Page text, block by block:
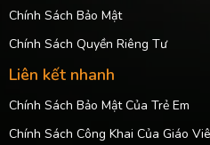
Chính Sách Bảo Mật
Chính Sách Quyền Riêng Tư
Liên kết nhanh
Chính Sách Bảo Mật Của Trẻ Em
Chính Sách Công Khai Của Giáo